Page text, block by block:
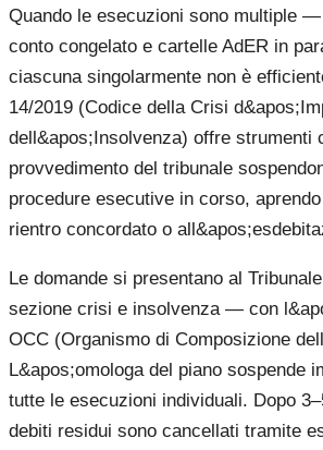
Quando le esecuzioni sono multiple
conto congelato e cartelle AdER in
ciascuna singolarmente non è
14/2019 (Codice della Crisi
dell&apos;Insolvenza) offre strumenti
provvedimento del tribunale
procedure esecutive in corso,
rientro concordato o
Le domande si presentano al
sezione crisi e insolvenza — con
OCC (Organismo di Composizione
L&apos;omologa del piano sospende
tutte le esecuzioni individuali. Dopo
debiti residui sono cancellati tramite